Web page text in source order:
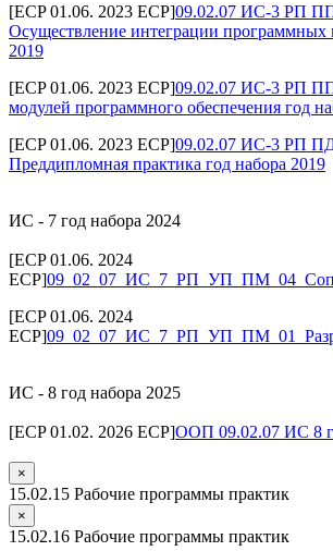
[ECP 01.06. 2023 ECP]09.02.07 ИС-3 РП
Осуществление интеграции программных
2019
[ECP 01.06. 2023 ECP]09.02.07 ИС-3 РП
модулей программного обеспечения год
[ECP 01.06. 2023 ECP]09.02.07 ИС-3 РП
Преддипломная практика год набора 2019
ИС - 7 год набора 2024
[ECP 01.06. 2024
ECP]
[ECP 01.06. 2024
ECP]
ИС - 8 год набора 2025
[ECP 01.02. 2026 ECP]ООП 09.02.07 ИС 8
×
15.02.15 Рабочие программы практик
×
15.02.16 Рабочие программы практик